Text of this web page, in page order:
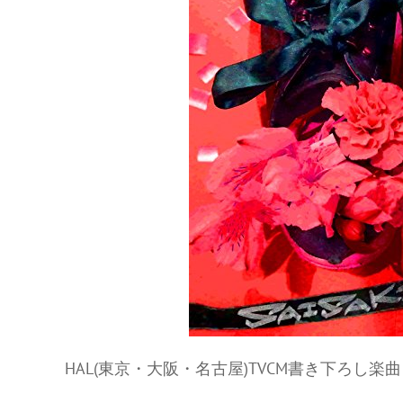
HAL(東京・大阪・名古屋)TVCM書き下ろし楽